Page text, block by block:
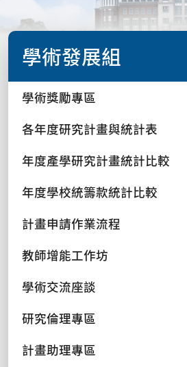
學術發展組
學術獎勵專區
各年度研究計畫與統計表
年度產學研究計畫統計比較
年度學校統籌款統計比較
計畫申請作業流程
教師增能工作坊
學術交流座談
研究倫理專區
計畫助理專區